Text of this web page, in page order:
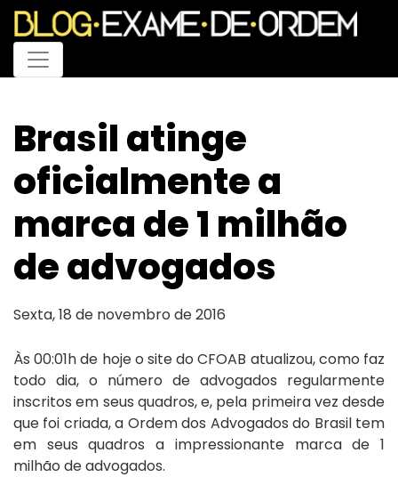
Menu
Brasil atinge
oficialmente a
marca de 1 milhão
de advogados
Sexta, 18 de novembro de 2016
Às 00:01h de hoje o site do CFOAB atualizou, como faz
todo dia, o número de advogados regularmente
inscritos em seus quadros, e, pela primeira vez desde
que foi criada, a Ordem dos Advogados do Brasil tem
em seus quadros a impressionante marca de 1
milhão de advogados.